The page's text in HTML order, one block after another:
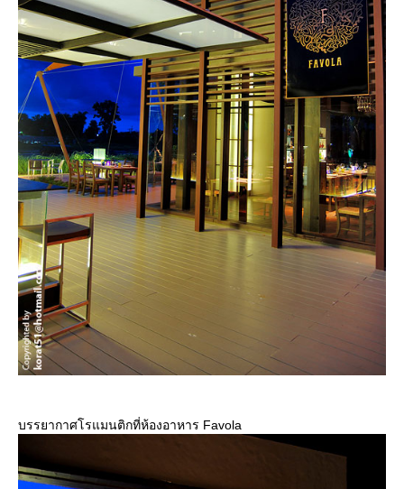
บรรยากาศโรแมนติกที่ห้องอาหาร Favola